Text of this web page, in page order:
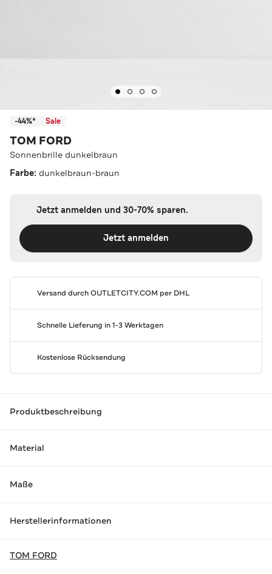
-44%* Sale
TOM FORD
Sonnenbrille dunkelbraun
Farbe: dunkelbraun-braun
Jetzt anmelden und 30-70% sparen.
Jetzt anmelden
Versand durchOUTLETCITY.COM per DHL
Schnelle Lieferung in 1-3 Werktagen
Kostenlose Rücksendung
Produktbeschreibung
Material
Maße
Herstellerinformationen
TOM FORD